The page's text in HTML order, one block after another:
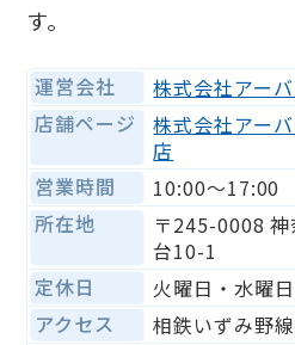
す。
運営会社
株式会社アー
店舗ページ
株式会社アー
店
営業時間
10:00〜17:00
所在地
〒245-0008
台10-1
定休日
火曜日・水曜日
アクセス
相鉄いずみ野